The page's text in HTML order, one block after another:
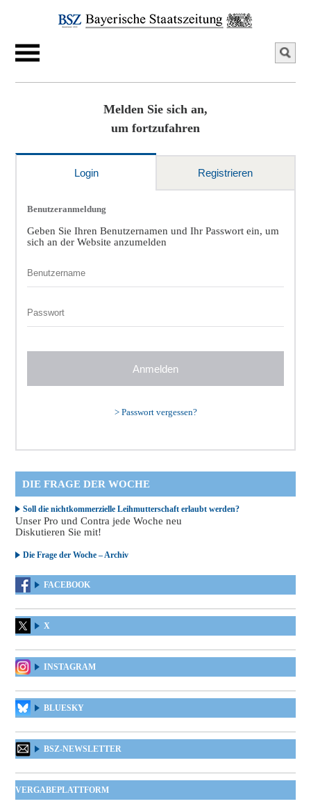
Melden Sie sich an,
um fortzufahren
Login Registrieren
Benutzeranmeldung
Geben Sie Ihren Benutzernamen und Ihr Passwort ein, um
sich an der Website anzumelden
> Passwort vergessen?
DIE FRAGE DER WOCHE
Soll die nichtkommerzielle Leihmutterschaft erlaubt werden?
Unser Pro und Contra jede Woche neu
Diskutieren Sie mit!
Die Frage der Woche – Archiv
FACEBOOK
X
INSTAGRAM
BLUESKY
BSZ-NEWSLETTER
VERGABEPLATTFORM